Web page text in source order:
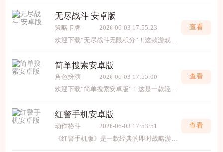
无尽战斗 安卓版
策略卡牌
2026-06-03 17:55:23
欢迎下载“无尽战斗无限积分”！这款游戏以激烈的战斗场面和丰富的武器装备为特色，让你尽情体验无尽的战斗乐趣。通过不断升级和挑战，获得无限积分，轻松提升自己的战斗实力。游戏
查看
简单搜索安卓版
角色扮演
2026-06-03 17:55:00
查看
红警手机安卓版
动作格斗
2026-06-03 17:53:51
查看